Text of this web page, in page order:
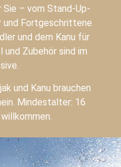
Sie – vom Stand-Up-
und Fortgeschrittene
und dem Kanu für
und Zubehör sind im
und Kanu brauchen
Mindestalter: 16